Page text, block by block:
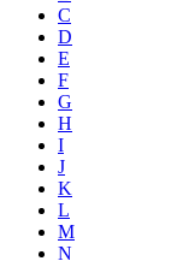
C
D
E
F
G
H
I
J
K
L
M
N